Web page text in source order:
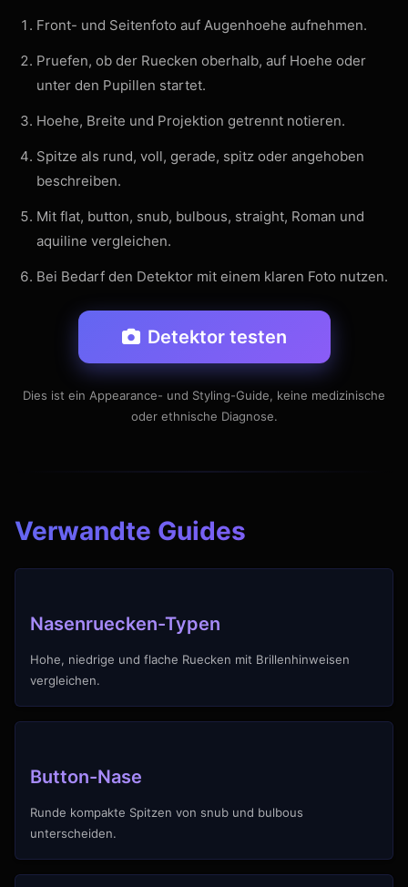
Front- und Seitenfoto auf Augenhoehe aufnehmen.
Pruefen, ob der Ruecken oberhalb, auf Hoehe oder
unter den Pupillen startet.
Hoehe, Breite und Projektion getrennt notieren.
Spitze als rund, voll, gerade, spitz oder angehoben
beschreiben.
Mit flat, button, snub, bulbous, straight, Roman und
aquiline vergleichen.
Bei Bedarf den Detektor mit einem klaren Foto nutzen.
Detektor testen
Dies ist ein Appearance- und Styling-Guide, keine medizinische
oder ethnische Diagnose.
Verwandte Guides
Nasenruecken-Typen
Hohe, niedrige und flache Ruecken mit Brillenhinweisen
vergleichen.
Button-Nase
Runde kompakte Spitzen von snub und bulbous
unterscheiden.